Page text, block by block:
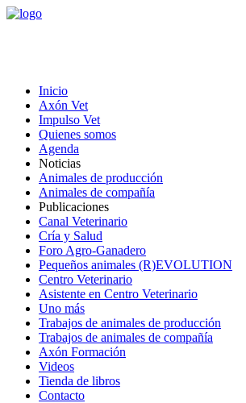
Inicio
Axón Vet
Impulso Vet
Quienes somos
Agenda
Noticias
Animales de producción
Animales de compañía
Publicaciones
Canal Veterinario
Cría y Salud
Foro Agro-Ganadero
Pequeños animales (R)EVOLUTION
Centro Veterinario
Asistente en Centro Veterinario
Uno más
Trabajos de animales de producción
Trabajos de animales de compañía
Axón Formación
Videos
Tienda de libros
Contacto